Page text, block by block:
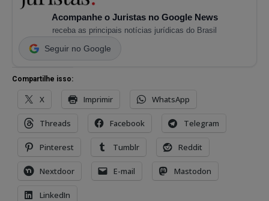
Acompanhe o Juristas no Google News
receba as principais notícias jurídicas do Brasil
Seguir no Google
Compartilhe isso:
X Imprimir WhatsApp
Threads Facebook Telegram
Pinterest Tumblr Reddit
Nextdoor E-mail Mastodon
LinkedIn